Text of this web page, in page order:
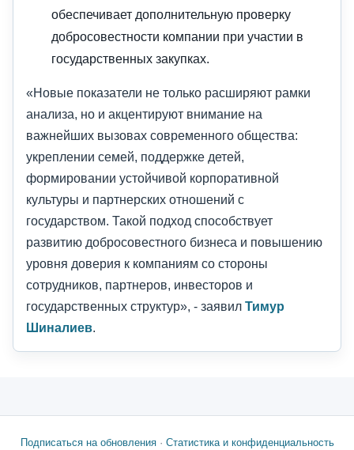
обеспечивает дополнительную проверку
добросовестности компании при участии в
государственных закупках.
«Новые показатели не только расширяют рамки
анализа, но и акцентируют внимание на
важнейших вызовах современного общества:
укреплении семей, поддержке детей,
формировании устойчивой корпоративной
культуры и партнерских отношений с
государством. Такой подход способствует
развитию добросовестного бизнеса и повышению
уровня доверия к компаниям со стороны
сотрудников, партнеров, инвесторов и
государственных структур», - заявил Тимур
Шиналиев.
Подписаться на обновления· Статистика и конфиденциальность